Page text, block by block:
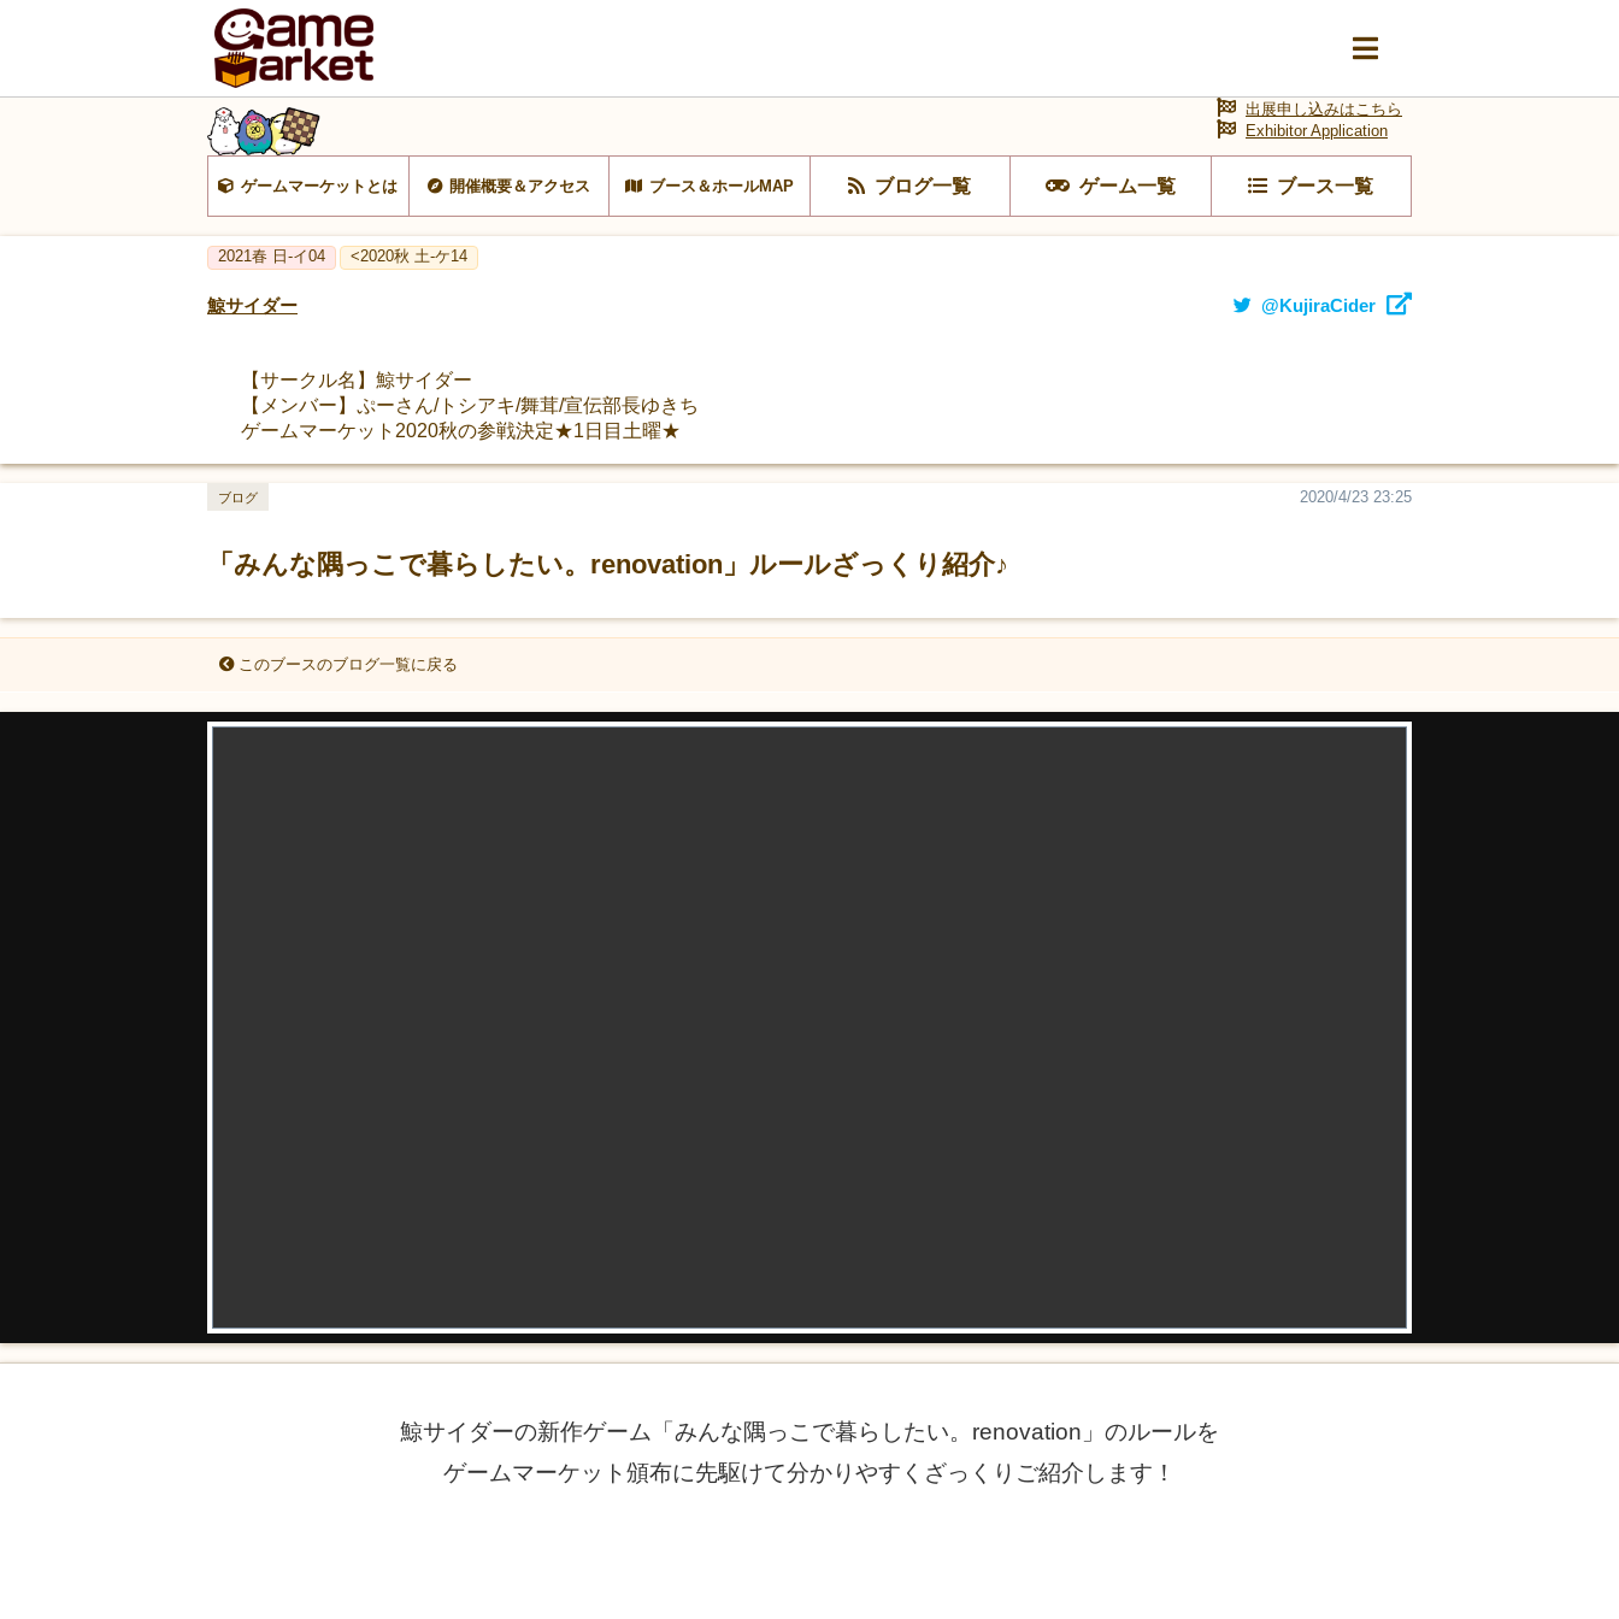
ゲームマーケットとは 開催概要＆アクセス ブース＆ホールMAP ブログ一覧 ゲーム一覧 ブース一覧
出展申し込みはこちら
Exhibitor Application
2021春 日-イ04 <2020秋 土-ケ14
鯨サイダー @KujiraCider
【サークル名】鯨サイダー
【メンバー】ぷーさん/トシアキ/舞茸/宣伝部長ゆきち
ゲームマーケット2020秋の参戦決定★1日目土曜★
「みんな隅っこで暮らしたい。renovation」ルールざっくり紹介♪
2020/4/23 23:25
ブログ
このブースのブログ一覧に戻る
鯨サイダーの新作ゲーム「みんな隅っこで暮らしたい。renovation」のルールを
ゲームマーケット頒布に先駆けて分かりやすくざっくりご紹介します！